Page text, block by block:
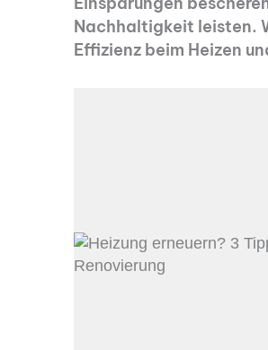
Nachhaltigkeit leisten.
Effizienz beim Heizen